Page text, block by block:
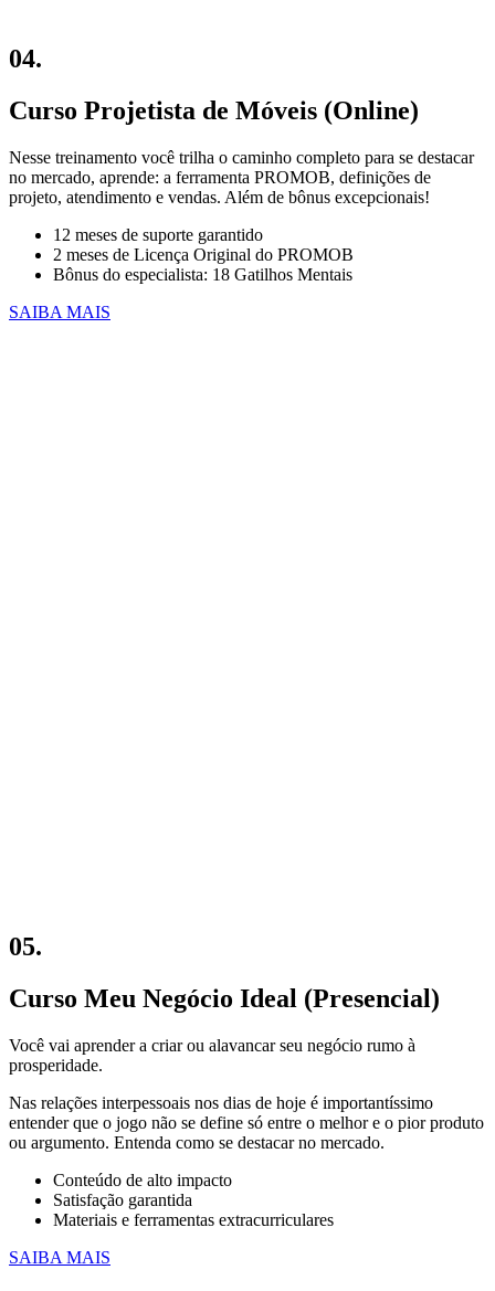
04.
Curso Projetista de Móveis (Online)
Nesse treinamento você trilha o caminho completo para se destacar
no mercado, aprende: a ferramenta PROMOB, definições de
projeto, atendimento e vendas. Além de bônus excepcionais!
12 meses de suporte garantido
2 meses de Licença Original do PROMOB
Bônus do especialista: 18 Gatilhos Mentais
SAIBA MAIS
05.
Curso Meu Negócio Ideal (Presencial)
Você vai aprender a criar ou alavancar seu negócio rumo à
prosperidade.
Nas relações interpessoais nos dias de hoje é importantíssimo
entender que o jogo não se define só entre o melhor e o pior produto
ou argumento. Entenda como se destacar no mercado.
Conteúdo de alto impacto
Satisfação garantida
Materiais e ferramentas extracurriculares
SAIBA MAIS